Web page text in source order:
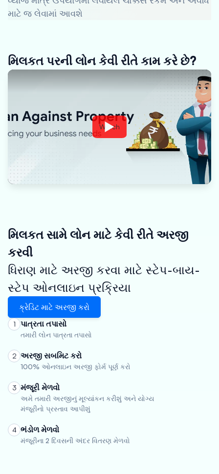
માટે જ લેવામાં આવશે
મિલકત પરની લોન કેવી રીતે કામ કરે છે?
Watch
મિલકત સામે લોન માટે કેવી રીતે અરજી
કરવી
ધિરાણ માટે અરજી કરવા માટે સ્ટેપ-બાય-
સ્ટેપ ઓનલાઇન પ્રક્રિયા
ક્રેડિટ માટે અરજી કરો
1 પાત્રતા તપાસો
તમારી લોન પાત્રતા તપાસો
2 અરજી સબમિટ કરો
100% ઓનલાઇન અરજી ફોર્મ પૂર્ણ કરો
3 મંજૂરી મેળવો
અમે તમારી અરજીનું મૂલ્યાંકન કરીશું અને યોગ્ય
મંજૂરીનો પ્રસ્તાવ આપીશું
4 ભંડોળ મેળવો
મંજૂરીના 2 દિવસની અંદર વિતરણ મેળવો